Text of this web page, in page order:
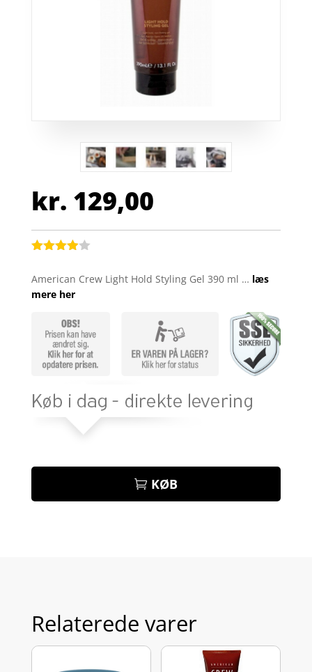
kr. 129,00
ud af 5
baseret
ømmelse
American Crew Light Hold Styling Gel 390 ml … læs
mere her
KØB
Relaterede varer